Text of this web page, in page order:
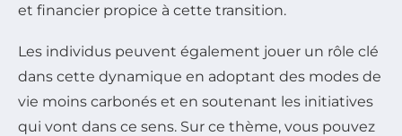
et financier propice à cette transition.
Les individus peuvent également jouer un rôle clé
dans cette dynamique en adoptant des modes de
vie moins carbonés et en soutenant les initiatives
qui vont dans ce sens. Sur ce thème, vous pouvez